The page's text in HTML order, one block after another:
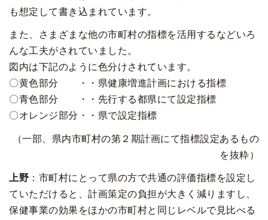
も想定して書き込まれています。
また、さまざまな他の市町村の指標を活用するなどいろ
んな工夫がされていました。
図内は下記のように色分けされています。
〇黄色部分 ・・県健康増進計画における指標
〇青色部分 ・・先行する都県にて設定指標
〇オレンジ部分・・県で設定指標
（一部、県内市町村の第２期計画にて指標設定あるもの
を抜粋）
上野 ：市町村にとって県の方で共通の評価指標を設定し
ていただけると、計画策定の負担が大きく減りますし、
保健事業の効果をほかの市町村と同じレベルで見比べる